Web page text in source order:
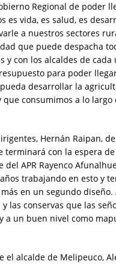
Regional de poder
es vida, es salud, es
a nuestros sectores
que puede despacha
y con los alcaldes de
para poder
desarrollar la
que consumimos a lo largo
Hernán Raipan,
terminará con la espera
del APR Rayenco
trabajando en esto y
en un segundo
las conservas que las
a un buen nivel como
el alcalde de Melipeuco,